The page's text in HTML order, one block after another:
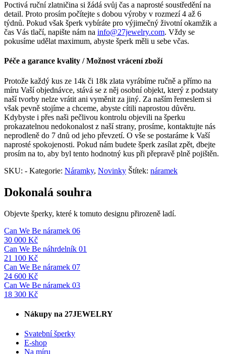
Poctivá ruční zlatničina si žádá svůj čas a naprosté soustředění na
detail. Proto prosím počítejte s dobou výroby v rozmezí 4 až 6
týdnů. Pokud však šperk vybíráte pro výjimečný životní okamžik a
čas Vás tlačí, napište nám na info@27jewelry.com. Vždy se
pokusíme udělat maximum, abyste šperk měli u sebe včas.
Péče a garance kvality / Možnost vrácení zboží
Protože každý kus ze 14k či 18k zlata vyrábíme ručně a přímo na
míru Vaší objednávce, stává se z něj osobní objekt, který z podstaty
naší tvorby nelze vrátit ani vyměnit za jiný. Za naším řemeslem si
však pevně stojíme a chceme, abyste cítili naprostou důvěru.
Kdybyste i přes naši pečlivou kontrolu objevili na šperku
prokazatelnou nedokonalost z naší strany, prosíme, kontaktujte nás
neprodleně do 7 dnů od jeho převzetí. O vše se postaráme k Vaší
naprosté spokojenosti. Pokud nám budete šperk zasílat zpět, dbejte
prosím na to, aby byl tento hodnotný kus při přepravě plně pojištěn.
SKU: - Kategorie: Náramky, Novinky Štítek: náramek
Dokonalá souhra
Objevte šperky, které k tomuto designu přirozeně ladí.
Can We Be náramek 06
30 000 Kč
Can We Be náhrdelník 01
21 100 Kč
Can We Be náramek 07
24 600 Kč
Can We Be náramek 03
18 300 Kč
Nákupy na 27JEWELRY
Svatební šperky
E-shop
Na míru